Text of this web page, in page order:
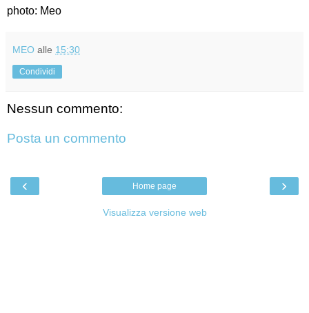
photo: Meo
MEO alle 15:30
Condividi
Nessun commento:
Posta un commento
‹ ›
Home page
Visualizza versione web